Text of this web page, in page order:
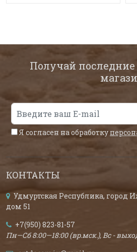
Получай
Я согласен на обработку
КОНТАКТЫ
Удмуртская Республика, город
дом 51
+7(950) 823-81-57
Пн—Сб 8:00—18:00 (вр.мск.), Вс -